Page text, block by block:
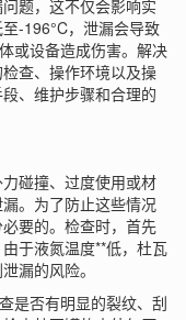
题，这不仅会影响实
-196°C，泄漏会导致
或设备造成伤害。解决
查、操作环境以及操
、维护步骤和合理的
碰撞、过度使用或材
。为了防止这些情况
要的。检查时，首先
于液氮温度**低，杜瓦
漏的风险。
否有明显的裂纹、刮